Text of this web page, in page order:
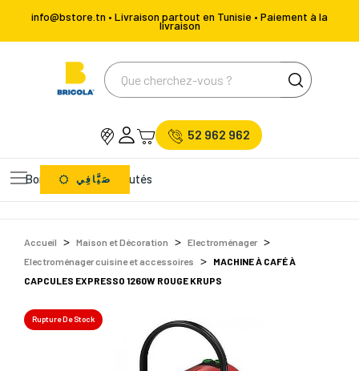
info@bstore.tn • Livraison partout en Tunisie • Paiement à la
livraison
52 962 962
Bons Plans Nouveautés
صَيَّافِي
Accueil Maison et Décoration
Electroménager
Electroménager cuisine et accessoires
MACHINE À CAFÉ À
CAPCULES EXPRESSO 1260W ROUGE KRUPS
Rupture De Stock